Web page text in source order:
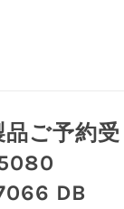
ご予約受
DB